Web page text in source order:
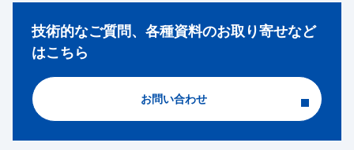
技術的なご質問、各種資料のお取り寄せなど
はこちら
お問い合わせ